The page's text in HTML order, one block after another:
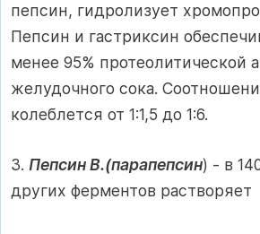
пепсин, гидролизует
Пепсин и гастриксин
менее 95% протеолитической
желудочного сока.
колеблется от 1:1,5 до 1:6.
3. Пепсин В.(парапепсин) - в
других ферментов растворяет